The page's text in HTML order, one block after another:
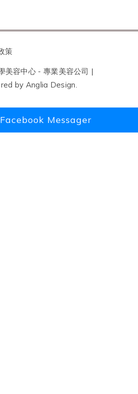
策
美容中心 - 專業美容公司 |
by Anglia Design.
Facebook Messager